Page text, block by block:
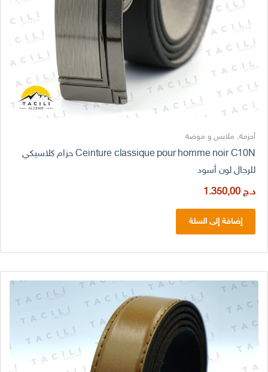
أحزمة,ملابس و موضة
Ceinture classique pour homme noir C10N حزام كلاسيكي
للرجال لون أسود
د.ج1.350,00
إضافة إلى السلة